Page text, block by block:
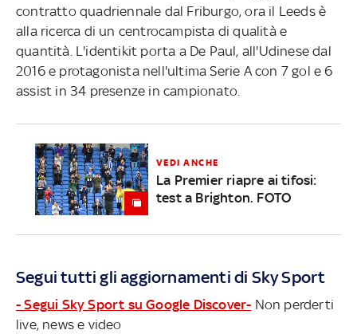
contratto quadriennale dal Friburgo, ora il Leeds è
alla ricerca di un centrocampista di qualità e
quantità. L'identikit porta a De Paul, all'Udinese dal
2016 e protagonista nell'ultima Serie A con 7 gol e 6
assist in 34 presenze in campionato.
VEDI ANCHE
La Premier riapre ai tifosi:
test a Brighton. FOTO
Segui tutti gli aggiornamenti di Sky Sport
- Segui Sky Sport su Google Discover- Non perderti
live, news e video